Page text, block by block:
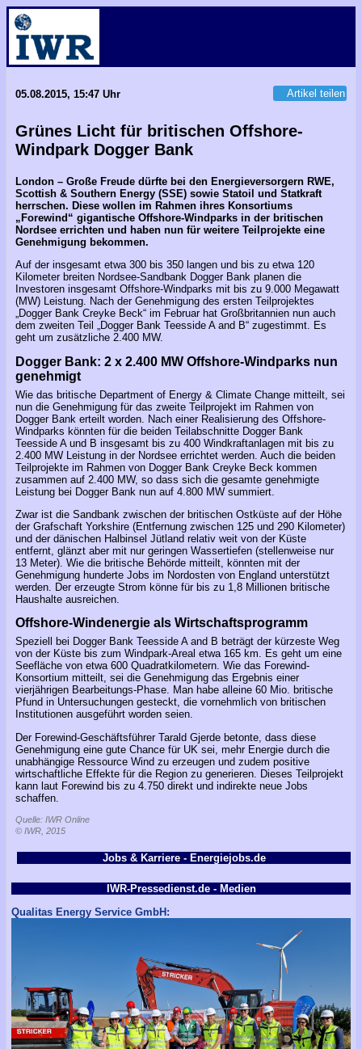
05.08.2015, 15:47 Uhr Artikel teilen
Grünes Licht für britischen Offshore-
Windpark Dogger Bank
London – Große Freude dürfte bei den Energieversorgern RWE,
Scottish & Southern Energy (SSE) sowie Statoil und Statkraft
herrschen. Diese wollen im Rahmen ihres Konsortiums
„Forewind“ gigantische Offshore-Windparks in der britischen
Nordsee errichten und haben nun für weitere Teilprojekte eine
Genehmigung bekommen.
Auf der insgesamt etwa 300 bis 350 langen und bis zu etwa 120
Kilometer breiten Nordsee-Sandbank Dogger Bank planen die
Investoren insgesamt Offshore-Windparks mit bis zu 9.000 Megawatt
(MW) Leistung. Nach der Genehmigung des ersten Teilprojektes
„Dogger Bank Creyke Beck“ im Februar hat Großbritannien nun auch
dem zweiten Teil „Dogger Bank Teesside A and B“ zugestimmt. Es
geht um zusätzliche 2.400 MW.
Dogger Bank: 2 x 2.400 MW Offshore-Windparks nun
genehmigt
Wie das britische Department of Energy & Climate Change mitteilt, sei
nun die Genehmigung für das zweite Teilprojekt im Rahmen von
Dogger Bank erteilt worden. Nach einer Realisierung des Offshore-
Windparks könnten für die beiden Teilabschnitte Dogger Bank
Teesside A und B insgesamt bis zu 400 Windkraftanlagen mit bis zu
2.400 MW Leistung in der Nordsee errichtet werden. Auch die beiden
Teilprojekte im Rahmen von Dogger Bank Creyke Beck kommen
zusammen auf 2.400 MW, so dass sich die gesamte genehmigte
Leistung bei Dogger Bank nun auf 4.800 MW summiert.
Zwar ist die Sandbank zwischen der britischen Ostküste auf der Höhe
der Grafschaft Yorkshire (Entfernung zwischen 125 und 290 Kilometer)
und der dänischen Halbinsel Jütland relativ weit von der Küste
entfernt, glänzt aber mit nur geringen Wassertiefen (stellenweise nur
13 Meter). Wie die britische Behörde mitteilt, könnten mit der
Genehmigung hunderte Jobs im Nordosten von England unterstützt
werden. Der erzeugte Strom könne für bis zu 1,8 Millionen britische
Haushalte ausreichen.
Offshore-Windenergie als Wirtschaftsprogramm
Speziell bei Dogger Bank Teesside A and B beträgt der kürzeste Weg
von der Küste bis zum Windpark-Areal etwa 165 km. Es geht um eine
Seefläche von etwa 600 Quadratkilometern. Wie das Forewind-
Konsortium mitteilt, sei die Genehmigung das Ergebnis einer
vierjährigen Bearbeitungs-Phase. Man habe alleine 60 Mio. britische
Pfund in Untersuchungen gesteckt, die vornehmlich von britischen
Institutionen ausgeführt worden seien.
Der Forewind-Geschäftsführer Tarald Gjerde betonte, dass diese
Genehmigung eine gute Chance für UK sei, mehr Energie durch die
unabhängige Ressource Wind zu erzeugen und zudem positive
wirtschaftliche Effekte für die Region zu generieren. Dieses Teilprojekt
kann laut Forewind bis zu 4.750 direkt und indirekte neue Jobs
schaffen.
Quelle: IWR Online
© IWR, 2015
Jobs & Karriere - Energiejobs.de
IWR-Pressedienst.de - Medien
Qualitas Energy Service GmbH: